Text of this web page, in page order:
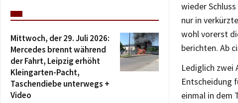
wieder
nur in
wohl vorerst
berichten. Ab
Lediglich zwei
Entscheidung
einmal in dem
Mittwoch, der 29. Juli 2026:
Mercedes brennt während
der Fahrt, Leipzig erhöht
Kleingarten-Pacht,
Taschendiebe unterwegs +
Video